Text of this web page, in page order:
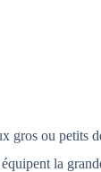
gros ou petits
la